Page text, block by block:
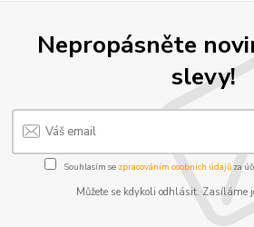
Nepropásněte
slevy!
Souhlasím se zpracováním osobních údajůza
Můžete se kdykoli odhlásit. Zasíláme